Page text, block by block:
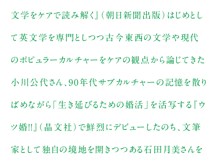
文学をケアで読み解く』（朝日新聞出版）はじめとし
て英文学を専門としつつ古今東西の文学や現代
のポピュラーカルチャーをケアの観点から論じてきた
小川公代さん、90年代サブカルチャーの記憶を散り
ばめながら「生き延びるための婚活」を活写する『ウ
ツ婚!!』（晶文社）で鮮烈にデビューしたのち、文筆
家として独自の境地を開きつつある石田月美さんを